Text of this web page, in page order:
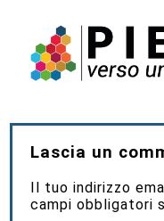
Lascia un
Il tuo indirizzo
campi obbligatori